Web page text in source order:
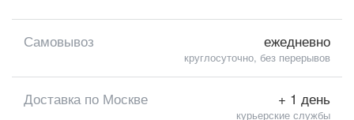
Самовывоз ежедневно
круглосуточно, без перерывов
Доставка по Москве + 1 день
курьерские службы